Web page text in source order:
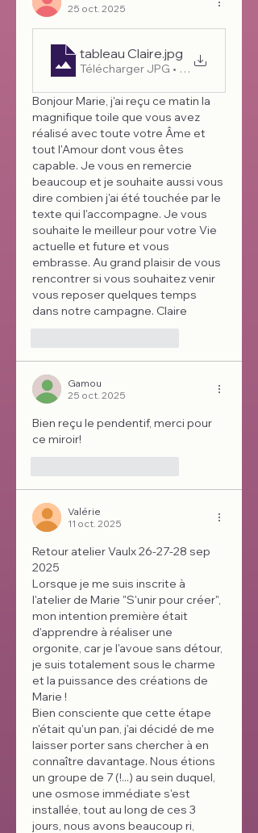
25 oct. 2025
tableau Claire.jpg
Télécharger JPG • 168KB
Bonjour Marie, j'ai reçu ce matin la
magnifique toile que vous avez
réalisé avec toute votre Âme et
tout l'Amour dont vous êtes
capable. Je vous en remercie
beaucoup et je souhaite aussi vous
dire combien j'ai été touchée par le
texte qui l'accompagne. Je vous
souhaite le meilleur pour votre Vie
actuelle et future et vous
embrasse. Au grand plaisir de vous
rencontrer si vous souhaitez venir
vous reposer quelques temps
dans notre campagne. Claire
Gamou
25 oct. 2025
Bien reçu le pendentif, merci pour
ce miroir!
Valérie
11 oct. 2025
Retour atelier Vaulx 26-27-28 sep
2025
Lorsque je me suis inscrite à
l'atelier de Marie "S'unir pour créer",
mon intention première était
d'apprendre à réaliser une
orgonite, car je l'avoue sans détour,
je suis totalement sous le charme
et la puissance des créations de
Marie !
Bien consciente que cette étape
n'était qu'un pan, j'ai décidé de me
laisser porter sans chercher à en
connaître davantage. Nous étions
un groupe de 7 (!...) au sein duquel,
une osmose immédiate s'est
installée, tout au long de ces 3
jours, nous avons beaucoup ri,